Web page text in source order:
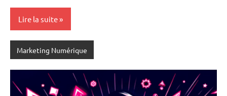
Lire la suite
Marketing Numérique